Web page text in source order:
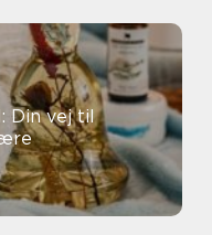
Din vej til